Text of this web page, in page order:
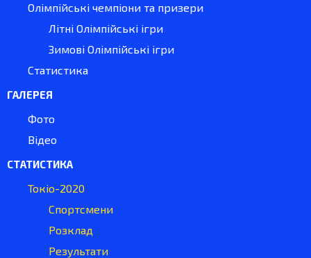
Олімпійські чемпіони та призери
Літні Олімпійські ігри
Зимові Олімпійські ігри
Статистика
ГАЛЕРЕЯ
Фото
Відео
СТАТИСТИКА
Токіо-2020
Спортсмени
Розклад
Результати